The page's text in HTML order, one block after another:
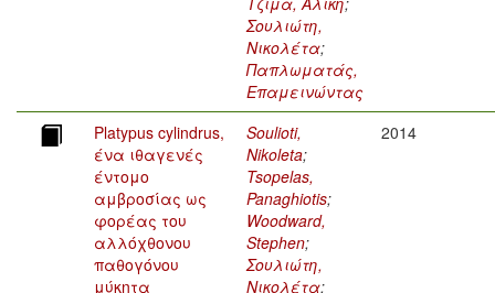
Σουλιώτη,
Νικολέτα;
Παπλωματάς,
Επαμεινώντας
Platypus cylindrus,
ένα ιθαγενές
έντομο
αμβροσίας ως
φορέας του
αλλόχθονου
παθογόνου
μύκητα
Soulioti,
Nikoleta;
Tsopelas,
Panaghiotis;
Woodward,
Stephen;
Σουλιώτη,
Νικολέτα;
2014